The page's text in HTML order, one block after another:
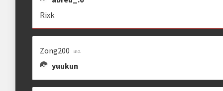
Rixk
Zong200
yuukun